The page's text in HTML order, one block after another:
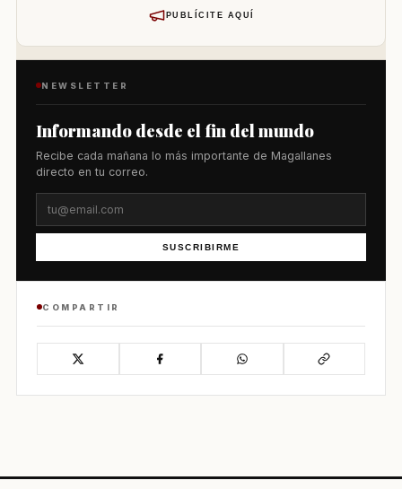
PUBLÍCITE AQUÍ
NEWSLETTER
Informando desde el fin del mundo
Recibe cada mañana lo más importante de Magallanes
directo en tu correo.
SUSCRIBIRME
COMPARTIR